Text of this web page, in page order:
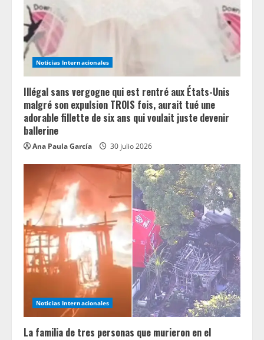
d
i
n
g
Noticias Internacionales
Illégal sans vergogne qui est rentré aux États-Unis
malgré son expulsion TROIS fois, aurait tué une
adorable fillette de six ans qui voulait juste devenir
ballerine
Ana Paula García 30 julio 2026
Noticias Internacionales
La familia de tres personas que murieron en el